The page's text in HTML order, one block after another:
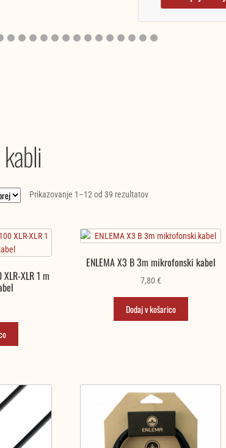
Prikazovanje 1–12 od 39 rezultatovRazvrščeno
od
do
XLR 1 m
ENLEMA X3 B 3m mikrofonski kabel
7,80 €
Dodaj v košarico